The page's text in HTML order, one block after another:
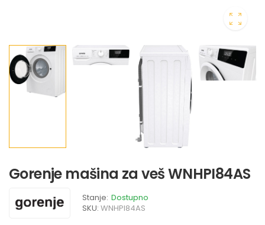
Gorenje mašina za veš WNHPI84AS
Stanje: Dostupno
SKU:WNHPI84AS